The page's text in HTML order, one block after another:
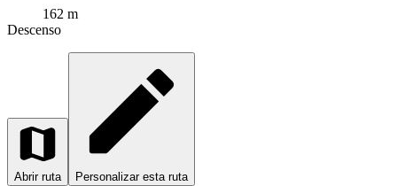
162 m
Descenso
Abrir ruta Personalizar esta ruta